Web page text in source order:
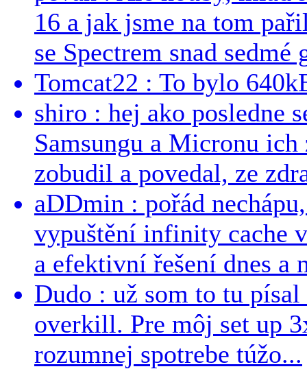
16 a jak jsme na tom
se Spectrem snad sedmé
Tomcat22 : To bylo
shiro : hej ako posledne
Samsungu a Micronu
zobudil a povedal, ze
aDDmin : pořád
vypuštění infinity cache
a efektivní řešení dnes a
Dudo : už som to tu
overkill. Pre môj set up
rozumnej spotrebe túžo...